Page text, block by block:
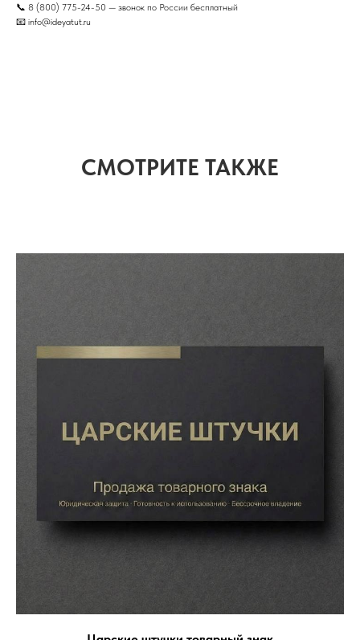
📞 8 (800) 775-24-50 — звонок по России бесплатный
📧 info@ideyatut.ru
СМОТРИТЕ ТАКЖЕ